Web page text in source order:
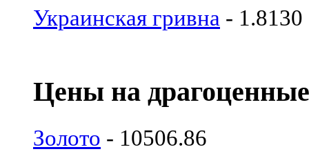
Украинская гривна - 1.8130
Цены на
Золото - 10506.86